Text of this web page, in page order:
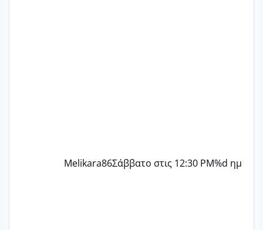
Melikara86Σάββατο στις 12:30 PM%d ημ